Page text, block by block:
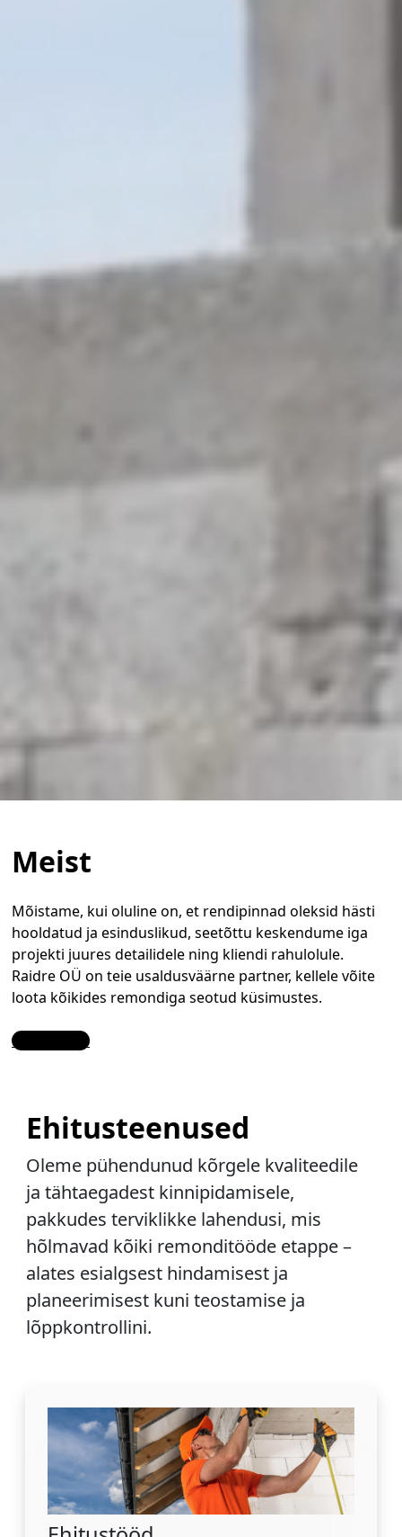
Meist
Mõistame, kui oluline on, et rendipinnad oleksid hästi
hooldatud ja esinduslikud, seetõttu keskendume iga
projekti juures detailidele ning kliendi rahulolule.
Raidre OÜ on teie usaldusväärne partner, kellele võite
loota kõikides remondiga seotud küsimustes.
Contact Us
Ehitusteenused
Oleme pühendunud kõrgele kvaliteedile
ja tähtaegadest kinnipidamisele,
pakkudes terviklikke lahendusi, mis
hõlmavad kõiki remonditööde etappe –
alates esialgsest hindamisest ja
planeerimisest kuni teostamise ja
lõppkontrollini.